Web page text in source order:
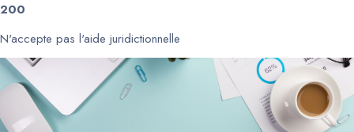
200
N'accepte pas l'aide juridictionnelle